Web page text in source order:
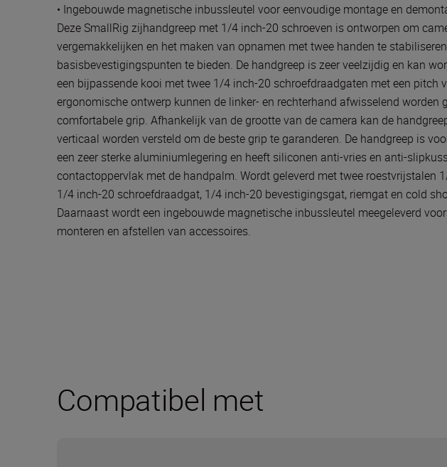
• Ingebouwde magnetische inbussleutel voor eenvoudige montage en
Deze SmallRig zijhandgreep met 1/4 inch-20 schroeven is ontworpen om
vergemakkelijken en het maken van opnamen met twee handen te
basisbevestigingspunten te bieden. De handgreep is zeer veelzijdig en kan
een bijpassende kooi met twee 1/4 inch-20 schroefdraadgaten met een pitch
ergonomische ontwerp kunnen de linker- en rechterhand afwisselend worden
comfortabele grip. Afhankelijk van de grootte van de camera kan de
verticaal worden versteld om de beste grip te garanderen. De handgreep is
een zeer sterke aluminiumlegering en heeft siliconen anti-vries en anti-
contactoppervlak met de handpalm. Wordt geleverd met twee roestvrijstalen
1/4 inch-20 schroefdraadgat, 1/4 inch-20 bevestigingsgat, riemgat en cold
Daarnaast wordt een ingebouwde magnetische inbussleutel meegeleverd
monteren en afstellen van accessoires.
Compatibel met